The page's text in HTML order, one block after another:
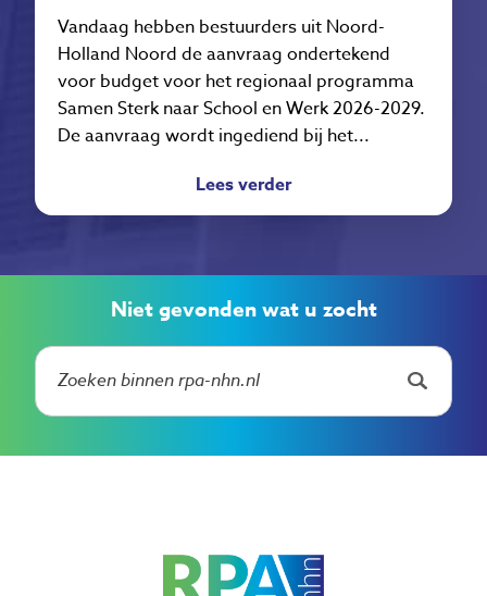
Vandaag hebben bestuurders uit Noord-
Holland Noord de aanvraag ondertekend
voor budget voor het regionaal programma
Samen Sterk naar School en Werk 2026-2029.
De aanvraag wordt ingediend bij het...
Lees verder
Niet gevonden wat u zocht